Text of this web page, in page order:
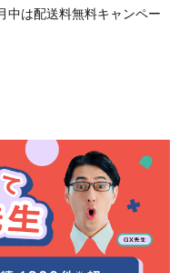
は配送料無料キャンペー